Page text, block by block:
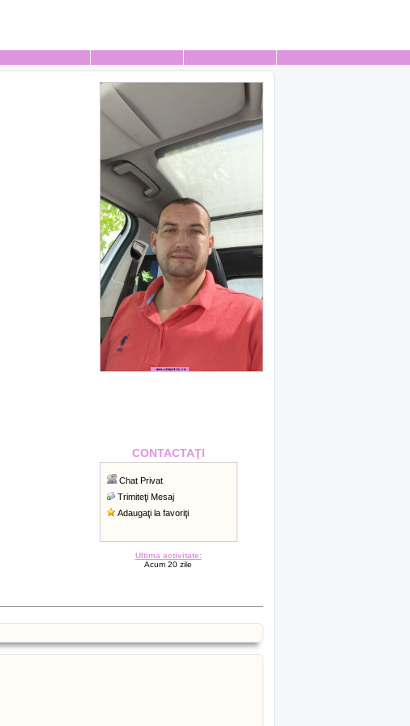
CONTACTAŢI
Chat Privat
Trimiteţi Mesaj
Adaugaţi la favoriţi
Ultima activitate:
Acum 20 zile